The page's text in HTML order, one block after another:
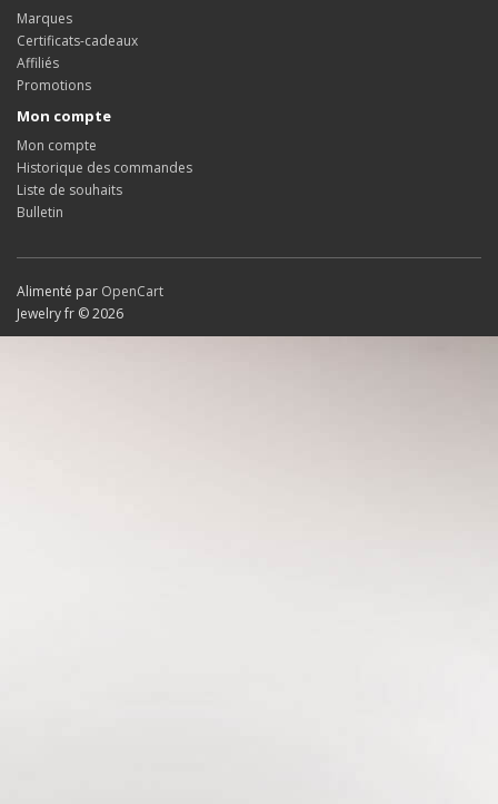
Marques
Certificats-cadeaux
Affiliés
Promotions
Mon compte
Mon compte
Historique des commandes
Liste de souhaits
Bulletin
Alimenté par OpenCart
Jewelry fr © 2026